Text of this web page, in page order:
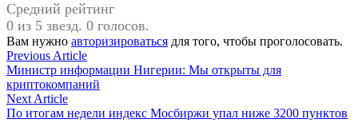
Средний рейтинг
0 из 5 звезд. 0 голосов.
Вам нужно авторизироваться для того, чтобы проголосовать.
Навигация
по
записям
Previous ArticlePrevious
article:
Министр информации Нигерии: Мы открыты для
криптокомпаний
Next ArticleNext
article:
По итогам недели индекс Мосбиржи упал ниже 3200 пунктов